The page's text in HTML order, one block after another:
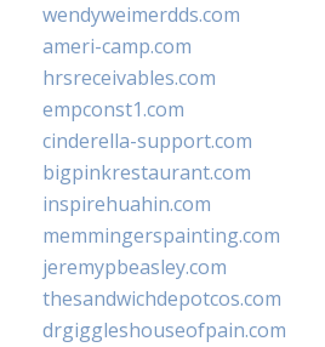
wendyweimerdds.com
ameri-camp.com
hrsreceivables.com
empconst1.com
cinderella-support.com
bigpinkrestaurant.com
inspirehuahin.com
memmingerspainting.com
jeremypbeasley.com
thesandwichdepotcos.com
drgiggleshouseofpain.com